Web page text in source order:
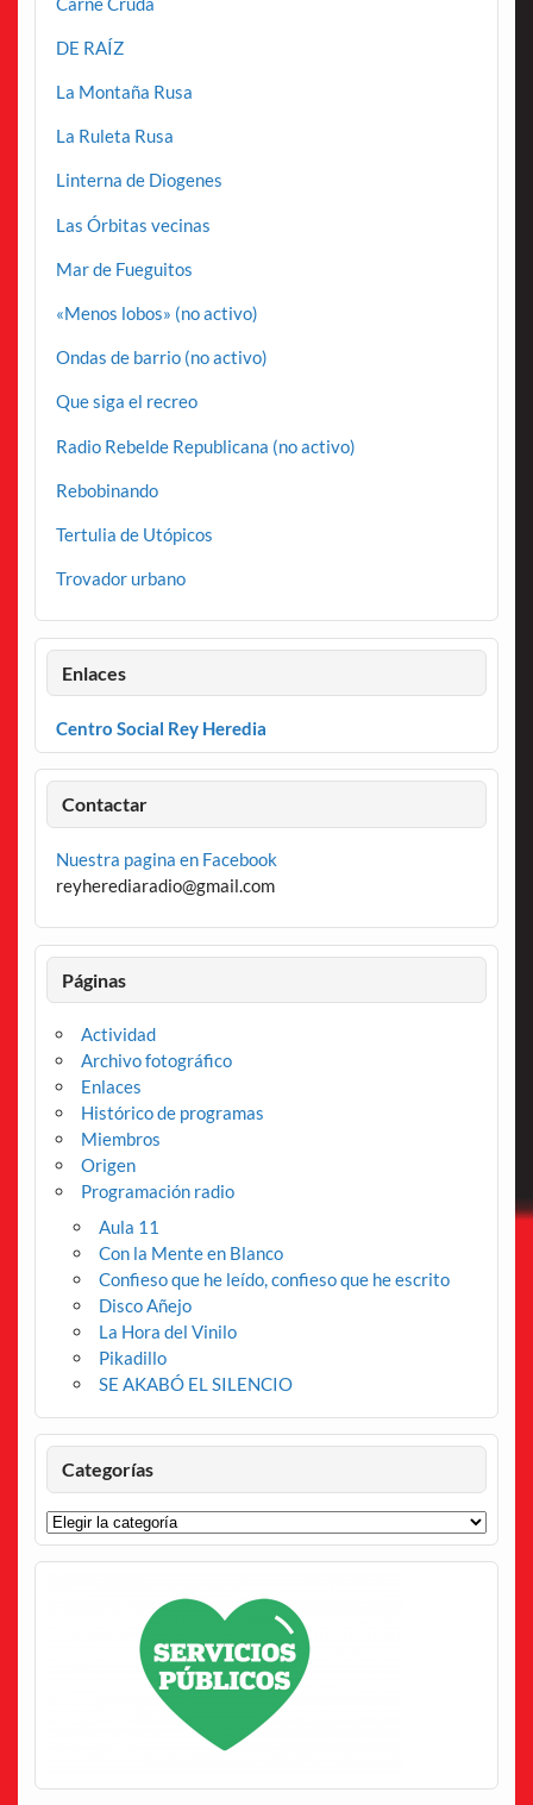
DE RAÍZ
La Montaña Rusa
La Ruleta Rusa
Linterna de Diogenes
Las Órbitas vecinas
Mar de Fueguitos
«Menos lobos» (no activo)
Ondas de barrio (no activo)
Que siga el recreo
Radio Rebelde Republicana (no activo)
Rebobinando
Tertulia de Utópicos
Trovador urbano
Enlaces
Centro Social Rey Heredia
Contactar
Nuestra pagina en Facebook
reyherediaradio@gmail.com
Páginas
Actividad
Archivo fotográfico
Enlaces
Histórico de programas
Miembros
Origen
Programación radio
Aula 11
Con la Mente en Blanco
Confieso que he leído, confieso que he escrito
Disco Añejo
La Hora del Vinilo
Pikadillo
SE AKABÓ EL SILENCIO
Categorías
Categorías